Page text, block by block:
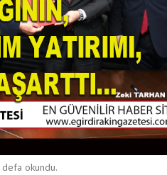
defa okundu.